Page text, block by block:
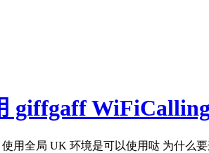
giffgaff
使用全局 UK 环境是可以使用哒 为什